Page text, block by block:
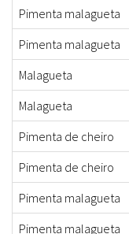
Pimenta malagueta
Pimenta malagueta
Malagueta
Malagueta
Pimenta de cheiro
Pimenta de cheiro
Pimenta malagueta
Pimenta malagueta